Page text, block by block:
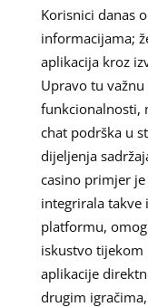
Korisnici danas
informacijama;
aplikacija kroz
Upravo tu
funkcionalnosti,
chat podrška u
dijeljenja
casino primjer
integrirala takve
platformu,
iskustvo tijekom
aplikacije
drugim